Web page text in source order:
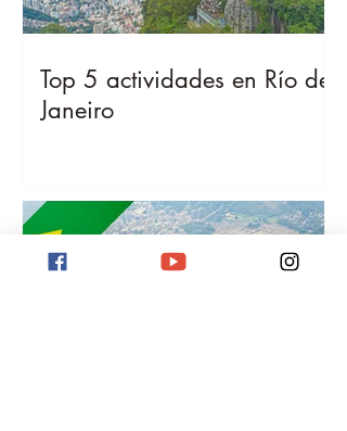
Top 5 actividades en Río de
Janeiro